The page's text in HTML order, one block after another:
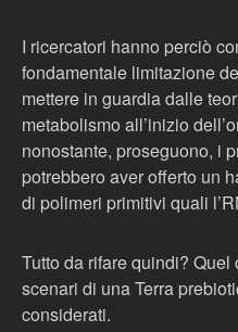
I ricercatori hanno perciò
fondamentale limitazione
mettere in guardia dalle
metabolismo all’inizio
nonostante, proseguono, i
potrebbero aver offerto un
di polimeri primitivi quali
Tutto da rifare quindi?
scenari di una Terra
considerati.